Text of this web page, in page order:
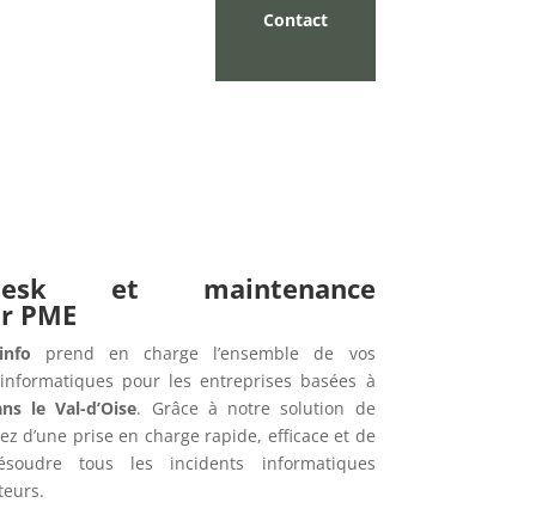
Contact
et maintenance
PME
prend en charge l’ensemble de vos
pour les entreprises basées à
le Val-d’Oise. Grâce à notre solution de
d’une prise en charge rapide, efficace et de
tous les incidents informatiques